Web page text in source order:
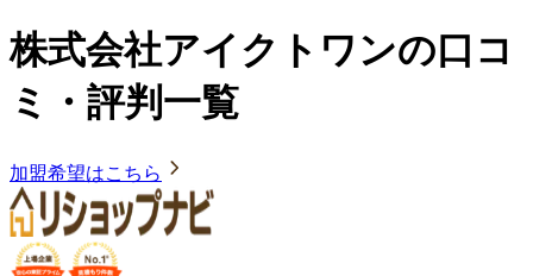
株式会社アイクトワンの口コ
ミ・評判一覧
加盟希望はこちら